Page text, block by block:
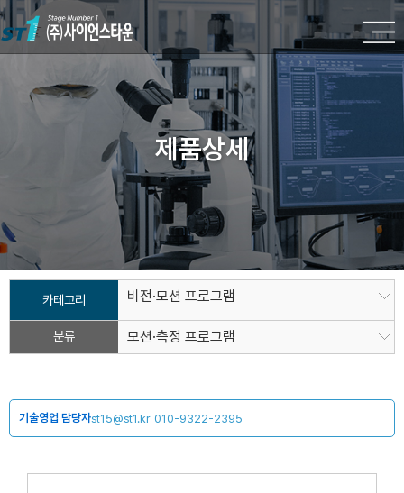
제품상세
카테고리 비전·모션 프로그램
분류 모션·측정 프로그램
기술영업 담당자st15@st1.kr 010-9322-2395